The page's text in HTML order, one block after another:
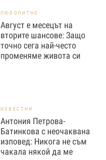
ЛЮБОПИТНО
Август е месецът на
вторите шансове: Защо
точно сега най-често
променяме живота си
ИЗВЕСТНИ
Антония Петрова-
Батинкова с неочаквана
изповед: Никога не съм
чакала някой да ме